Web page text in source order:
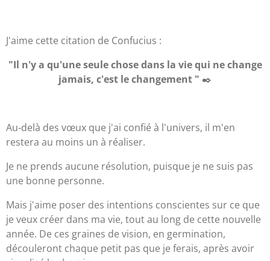
J'aime cette citation de Confucius :
"Il n'y a qu'une seule chose dans la vie qui ne change
jamais, c'est le changement " ✒️
Au-delà des vœux que j'ai confié à l'univers, il m'en
restera au moins un à réaliser.
Je ne prends aucune résolution, puisque je ne suis pas
une bonne personne.
Mais j'aime poser des intentions conscientes sur ce que
je veux créer dans ma vie, tout au long de cette nouvelle
année. De ces graines de vision, en germination,
découleront chaque petit pas que je ferais, après avoir